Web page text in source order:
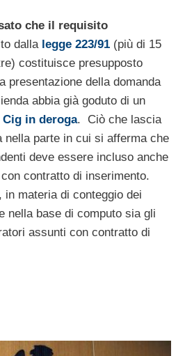
che il requisito
dalla legge 223/91 (più di 15
costituisce presupposto
presentazione della domanda
abbia già goduto di un
Cig in deroga. Ciò che lascia
nella parte in cui si afferma che
deve essere incluso anche
contratto di inserimento.
in materia di conteggio dei
nella base di computo sia gli
assunti con contratto di